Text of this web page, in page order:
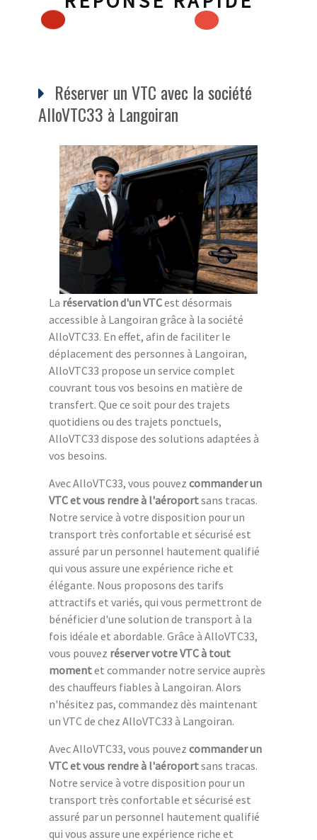
Réserver un VTC avec la société
AlloVTC33 à Langoiran
La réservation d'un VTCest désormais
accessible à Langoiran grâce à la société
AlloVTC33. En effet, afin de faciliter le
déplacement des personnes à Langoiran,
AlloVTC33 propose un service complet
couvrant tous vos besoins en matière de
transfert. Que ce soit pour des trajets
quotidiens ou des trajets ponctuels,
AlloVTC33 dispose des solutions adaptées à
vos besoins.
Avec AlloVTC33, vous pouvez commander un
VTC et vous rendre à l'aéroportsans tracas.
Notre service à votre disposition pour un
transport très confortable et sécurisé est
assuré par un personnel hautement qualifié
qui vous assure une expérience riche et
élégante. Nous proposons des tarifs
attractifs et variés, qui vous permettront de
bénéficier d'une solution de transport à la
fois idéale et abordable. Grâce à AlloVTC33,
vous pouvez réserver votre VTC à tout
momentet commander notre service auprès
des chauffeurs fiables à Langoiran. Alors
n'hésitez pas, commandez dès maintenant
un VTC de chez AlloVTC33 à Langoiran.
Avec AlloVTC33, vous pouvez commander un
VTC et vous rendre à l'aéroportsans tracas.
Notre service à votre disposition pour un
transport très confortable et sécurisé est
assuré par un personnel hautement qualifié
qui vous assure une expérience riche et